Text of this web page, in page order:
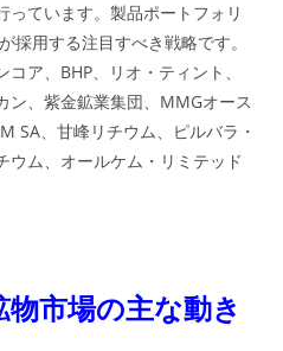
っています。製品ポートフォリ
採用する注目すべき戦略です。
ア、BHP、リオ・ティント、
ン、紫金鉱業集団、MMGオース
SA、甘峰リチウム、ピルバラ・
ウム、オールケム・リミテッド
市場の主な動き